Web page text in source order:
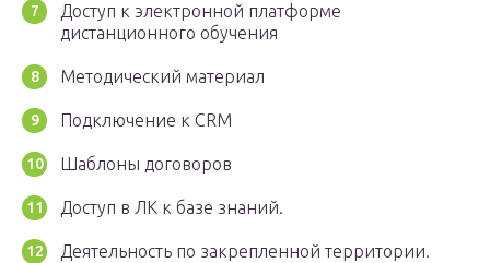
Доступ к электронной платформе
дистанционного обучения
Методический материал
Подключение к CRM
Шаблоны договоров
Доступ в ЛК к базе знаний.
Деятельность по закрепленной территории.